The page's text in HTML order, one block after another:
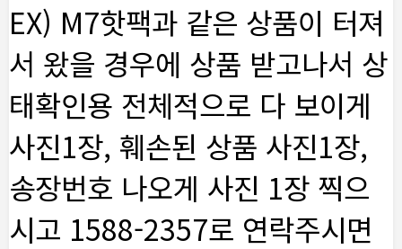
EX) M7핫팩과 같은 상품이 터져
서 왔을 경우에 상품 받고나서 상
태확인용 전체적으로 다 보이게
사진1장, 훼손된 상품 사진1장,
송장번호 나오게 사진 1장 찍으
시고 1588-2357로 연락주시면